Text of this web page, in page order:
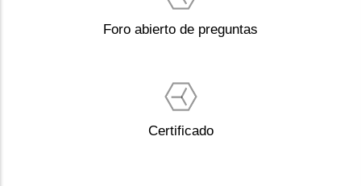
Foro abierto de preguntas
Certificado